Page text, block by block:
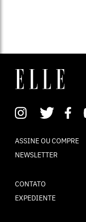
ASSINE OU COMPRE
NEWSLETTER
CONTATO
EXPEDIENTE